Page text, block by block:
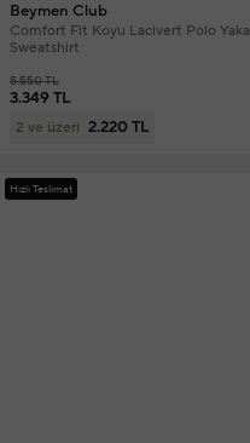
Beymen Club
Comfort Fit Koyu Lacivert Polo Yaka
Sweatshirt
5.550 TL
3.349 TL
2 ve üzeri 2.220 TL
Hızlı Teslimat